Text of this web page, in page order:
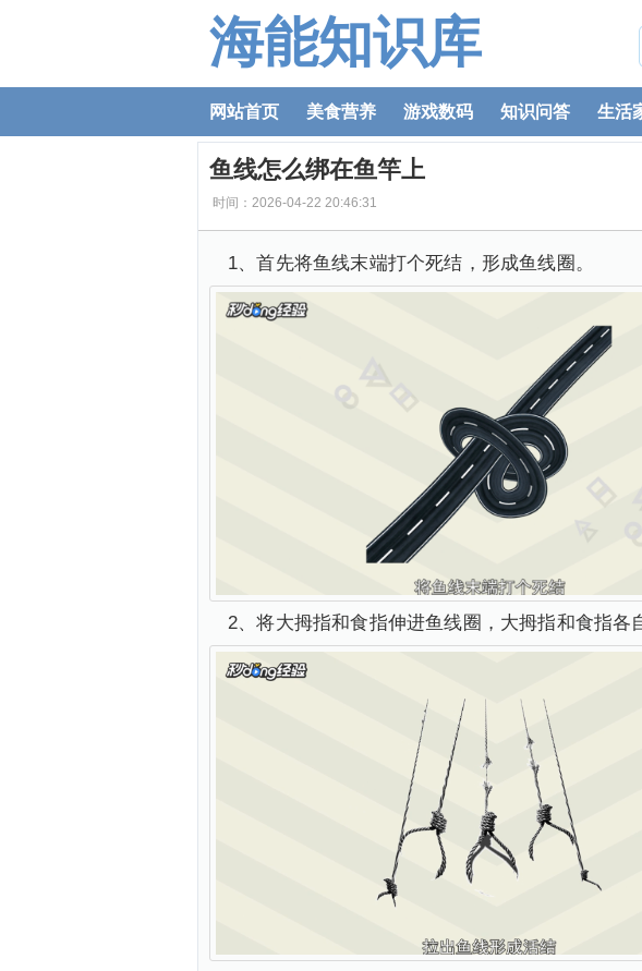
海能知识库
网站首页 美食营养 游戏数码 知识问答 生活
鱼线怎么绑在鱼竿上
时间：2026-04-22 20:46:31
1、首先将鱼线末端打个死结，形成鱼线圈。
2、将大拇指和食指伸进鱼线圈，大拇指和食指各